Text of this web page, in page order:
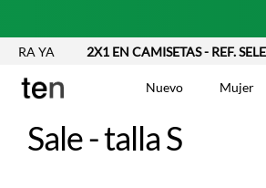
2X1 EN CAMISETAS - REF.
Nuevo Mujer
Sale - talla S